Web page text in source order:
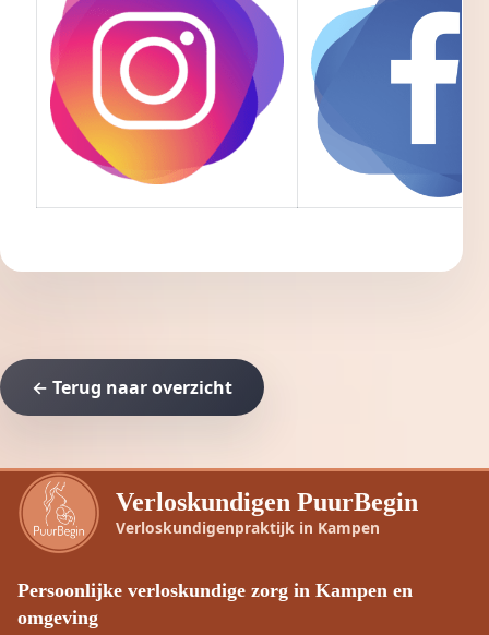
← Terug naar overzicht
Verloskundigen PuurBegin
Verloskundigenpraktijk in Kampen
Persoonlijke verloskundige zorg in Kampen en
omgeving